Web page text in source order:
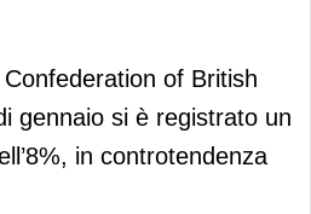
of British
gennaio si è registrato un
in controtendenza